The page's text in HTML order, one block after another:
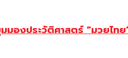
มองประวัติศาสตร์ “มวยไท